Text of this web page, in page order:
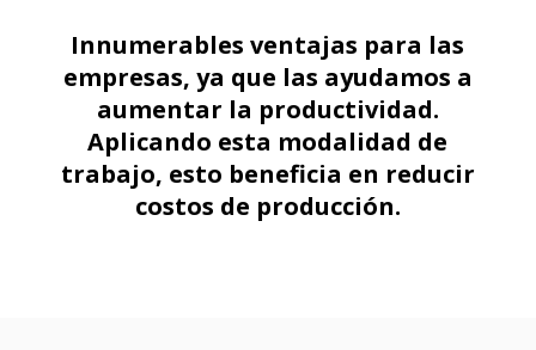
Innumerables ventajas para las
empresas, ya que las ayudamos a
aumentar la productividad.
Aplicando esta modalidad de
trabajo, esto beneficia en reducir
costos de producción.